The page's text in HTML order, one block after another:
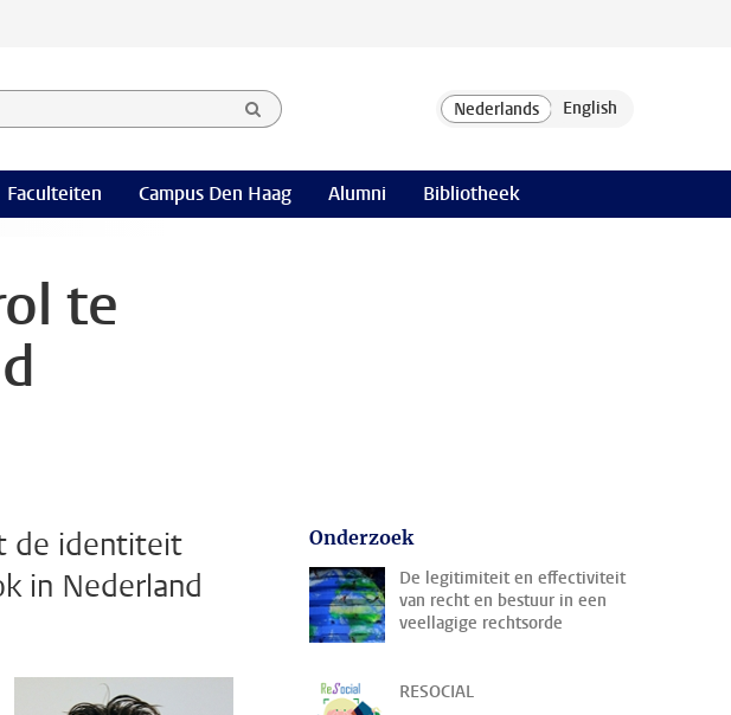
Faculteiten Campus Den Haag Alumni Bibliotheek
te
de identiteit
in Nederland
Onderzoek
De legitimiteit en effectiviteit
van recht en bestuur in een
veellagige rechtsorde
RESOCIAL